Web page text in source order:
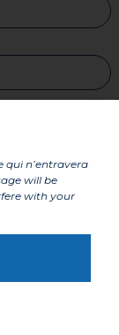
qui n’entravera
will be
with your